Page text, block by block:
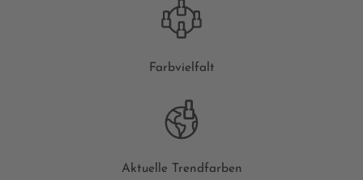
Farbvielfalt
Aktuelle Trendfarben